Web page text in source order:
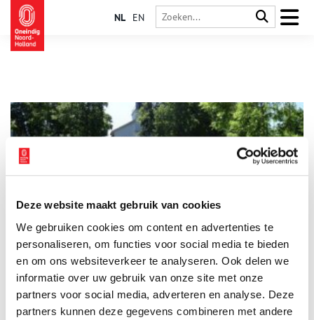
Deze website maakt gebruik van cookies
We gebruiken cookies om content en advertenties te
personaliseren, om functies voor social media te bieden
en om ons websiteverkeer te analyseren. Ook delen we
informatie over uw gebruik van onze site met onze
partners voor social media, adverteren en analyse. Deze
partners kunnen deze gegevens combineren met andere
NL EN
Is Hoofddorp een plaats waar je rond kunt dwalen? Nou en of.
Loop (in gedachten) maar even mee langs de Hoofdvaart en
verbaas je over wat er te zien is. Hier, op de bodem van het
droog gepompte Haarlemmermeer, stichtten de pioniers een
dorpje. Op het kruispunt van twee vaarten. Kruisdorp heette
het. Het Hoofddorp van nu met monumentale panden.